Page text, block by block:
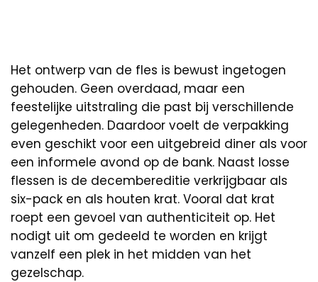
Het ontwerp van de fles is bewust ingetogen
gehouden. Geen overdaad, maar een
feestelijke uitstraling die past bij verschillende
gelegenheden. Daardoor voelt de verpakking
even geschikt voor een uitgebreid diner als voor
een informele avond op de bank. Naast losse
flessen is de decembereditie verkrijgbaar als
six-pack en als houten krat. Vooral dat krat
roept een gevoel van authenticiteit op. Het
nodigt uit om gedeeld te worden en krijgt
vanzelf een plek in het midden van het
gezelschap.